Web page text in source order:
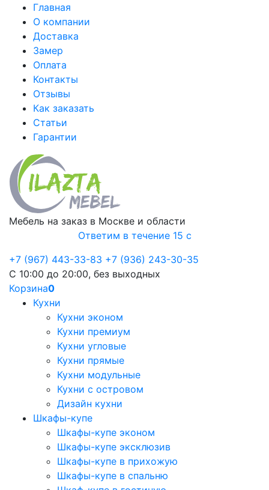
Главная
О компании
Доставка
Замер
Оплата
Контакты
Отзывы
Как заказать
Статьи
Гарантии
Мебель на заказ в Москве и области
Ответим в течение 15 с
+7 (967) 443-33-83 +7 (936) 243-30-35
С 10:00 до 20:00, без выходных
Корзина0
Кухни
Кухни эконом
Кухни премиум
Кухни угловые
Кухни прямые
Кухни модульные
Кухни с островом
Дизайн кухни
Шкафы-купе
Шкафы-купе эконом
Шкафы-купе эксклюзив
Шкафы-купе в прихожую
Шкафы-купе в спальню